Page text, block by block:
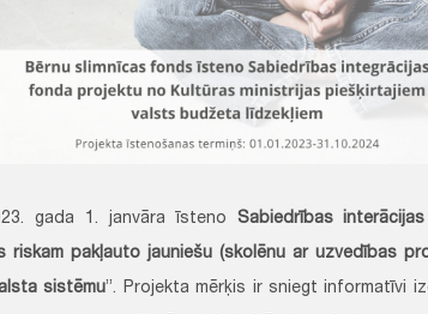
gada 1. janvāra īsteno Sabiedrības
riskam pakļauto jauniešu (skolēnu ar uzvedības
sistēmu”. Projekta mērķis ir sniegt informatīvi